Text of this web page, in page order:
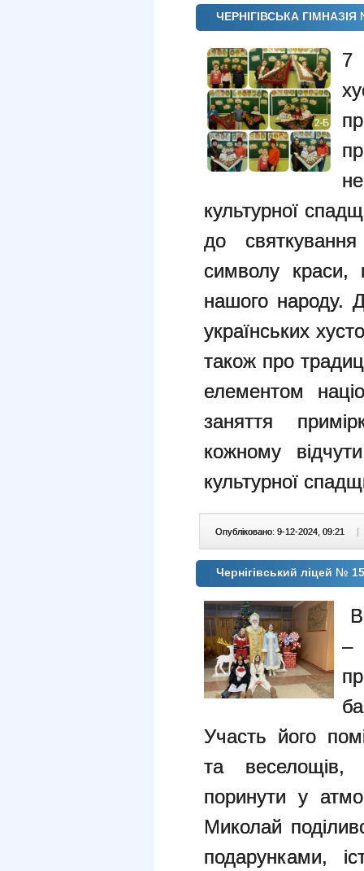
ЧЕРНІГІВСЬКА
7
культурної
до
символу краси,
нашого народу.
українських
також про
елементом
заняття
кожному
культурної
Опубліковано: 9-12-2024, 09:21 |
Чернігівський ліцей №
–
Участь його
та веселощів,
поринути у
Миколай
подарунками,